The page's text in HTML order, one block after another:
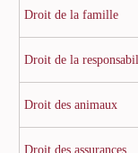
Droit de la famille
Droit de la
Droit des animaux
Droit des assurances